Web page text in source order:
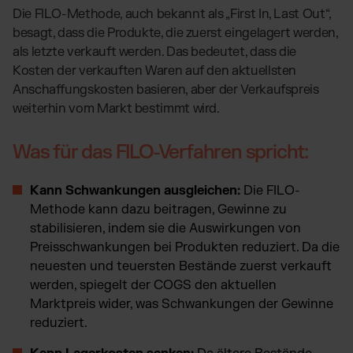
Die FILO-Methode, auch bekannt als „First In, Last Out“,
besagt, dass die Produkte, die zuerst eingelagert werden,
als letzte verkauft werden. Das bedeutet, dass die
Kosten der verkauften Waren auf den aktuellsten
Anschaffungskosten basieren, aber der Verkaufspreis
weiterhin vom Markt bestimmt wird.
Was für das FILO-Verfahren spricht:
Kann Schwankungen ausgleichen: Die FILO-
Methode kann dazu beitragen, Gewinne zu
stabilisieren, indem sie die Auswirkungen von
Preisschwankungen bei Produkten reduziert. Da die
neuesten und teuersten Bestände zuerst verkauft
werden, spiegelt der COGS den aktuellen
Marktpreis wider, was Schwankungen der Gewinne
reduziert.